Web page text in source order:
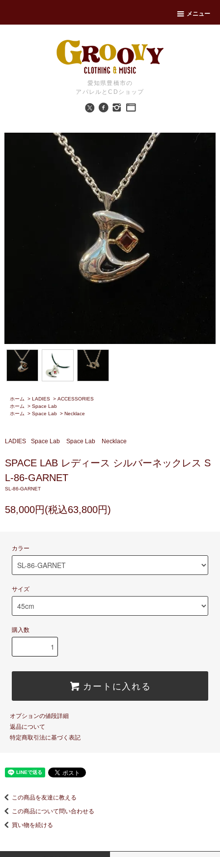
メニュー
愛知県豊橋市の
アパレルとCDショップ
ホーム > LADIES > ACCESSORIES
ホーム
> Space Lab
ホーム
> Space Lab > Necklace
LADIES Space Lab Space Lab Necklace
SPACE LAB レディース シルバーネックレス S
L-86-GARNET
SL-86-GARNET
58,000円(税込63,800円)
カラー
サイズ
購入数
カートに入れる
オプションの値段詳細
返品について
特定商取引法に基づく表記
この商品を友達に教える
この商品について問い合わせる
買い物を続ける